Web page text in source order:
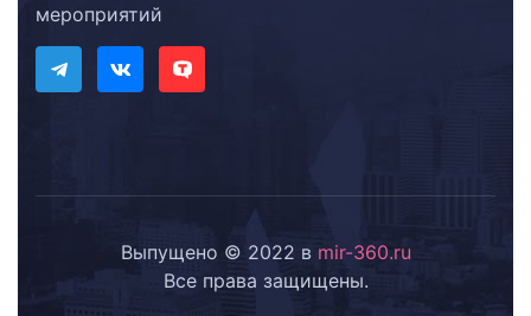
мероприятий
Выпущено © 2022 в mir-360.ru
Все права защищены.